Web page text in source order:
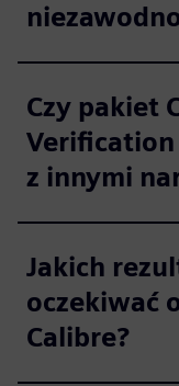
Czy pakiet
z innymi
Jakich
oczekiwać
Calibre?